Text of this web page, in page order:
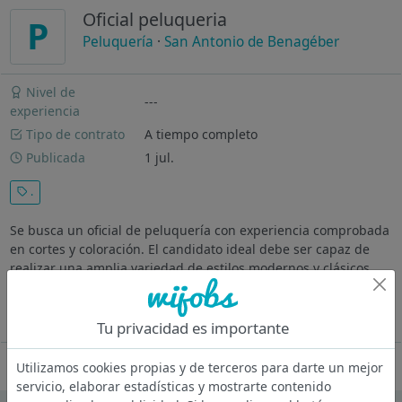
P Oficial peluqueria
Peluquería · San Antonio de Benagéber
Nivel de
experiencia
---
Tipo de contrato
A tiempo completo
Publicada
1 jul.
.
Se busca un oficial de peluquería con experiencia comprobada
en cortes y coloración. El candidato ideal debe ser capaz de
realizar una amplia variedad de estilos modernos y clásicos,
adaptándose a las necesidades de cada cliente. La atención
Oferta desactivada
Tu privacidad es importante
Utilizamos cookies propias y de terceros para darte un mejor
servicio, elaborar estadísticas y mostrarte contenido